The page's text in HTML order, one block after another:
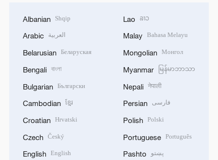
Albanian Shqip
Arabic العربية
Belarusian Беларуская
Bengali বাংলা
Bulgarian Български
Cambodian ខ្មែរ
Croatian Hrvatski
Czech Český
English English
Lao ລາວ
Malay Bahasa Melayu
Mongolian Монгол
Myanmar မြန်မာဘာသာ
Nepali नेपाली
Persian فارسی
Polish Polski
Portuguese Português
Pashto پښتو